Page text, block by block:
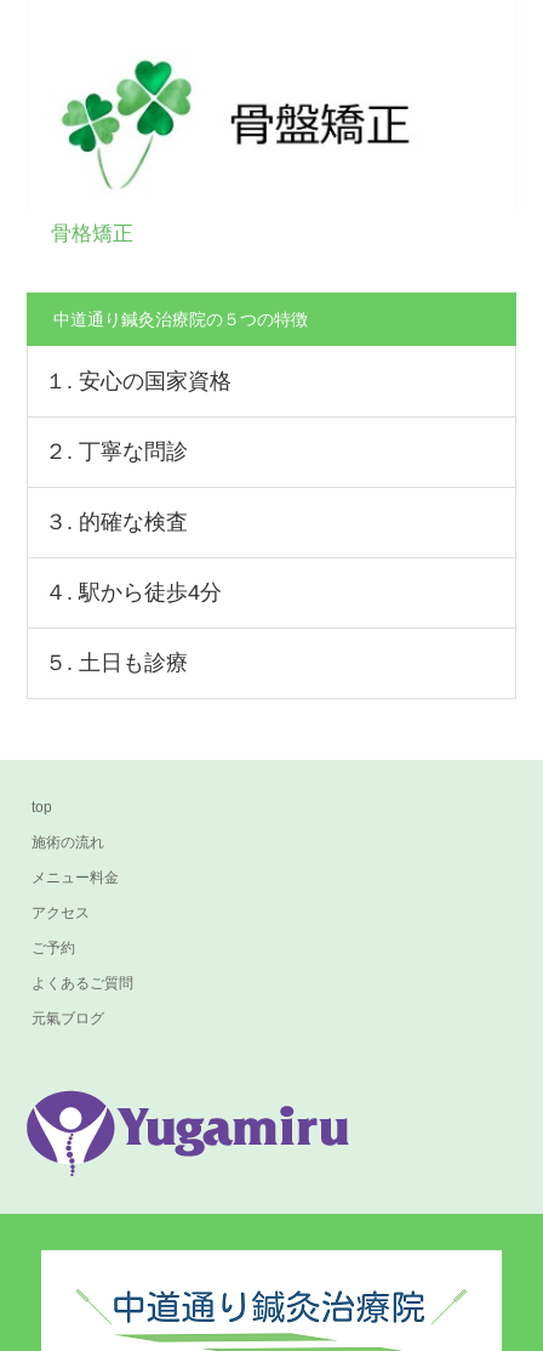
骨格矯正
中道通り鍼灸治療院の５つの特徴
１. 安心の国家資格
２. 丁寧な問診
３. 的確な検査
４. 駅から徒歩4分
５. 土日も診療
top
施術の流れ
メニュー料金
アクセス
ご予約
よくあるご質問
元氣ブログ